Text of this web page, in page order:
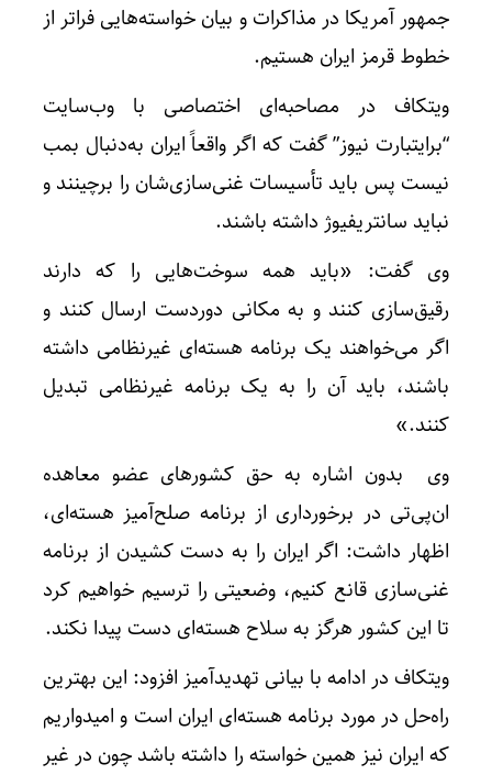
جمهور آمریکا در مذاکرات و بیان خواسته‌هایی فراتر از
خطوط قرمز ایران هستیم.
ویتکاف در مصاحبه‌ای اختصاصی با وب‌سایت
“برایتبارت نیوز” گفت که اگر واقعاً ایران به‌دنبال بمب
نیست پس باید تأسیسات غنی‌سازی‌شان را برچینند و
نباید سانتریفیوژ داشته باشند.
وی گفت: «باید همه سوخت‌هایی را که دارند
رقیق‌سازی کنند و به مکانی دوردست ارسال کنند و
اگر می‌خواهند یک برنامه هسته‌ای غیرنظامی داشته
باشند، باید آن را به یک برنامه غیرنظامی تبدیل
کنند.»
وی بدون اشاره به حق کشورهای عضو معاهده
ان‌پی‌تی در برخورداری از برنامه صلح‌آمیز هسته‌ای،
اظهار داشت: اگر ایران را به دست کشیدن از برنامه
غنی‌سازی قانع کنیم، وضعیتی را ترسیم خواهیم کرد
تا این کشور هرگز به سلاح هسته‌ای دست پیدا نکند.
ویتکاف در ادامه با بیانی تهدیدآمیز افزود: این بهترین
راه‌حل در مورد برنامه هسته‌ای ایران است و امیدواریم
که ایران نیز همین خواسته را داشته باشد چون در غیر